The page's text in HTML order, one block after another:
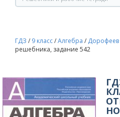
ГДЗ / 9 класс/Алгебра / Дорофеев
решебника, задание 542